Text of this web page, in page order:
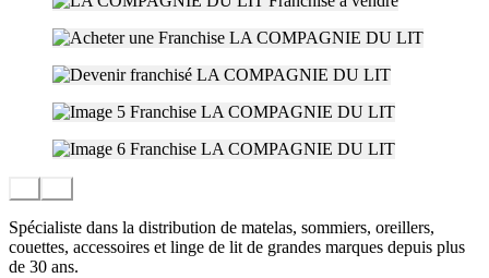
Spécialiste dans la distribution de matelas, sommiers, oreillers,
couettes, accessoires et linge de lit de grandes marques depuis plus
de 30 ans.